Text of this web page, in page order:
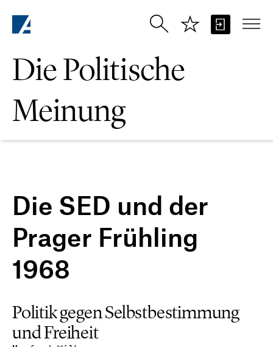
Die Politische
Meinung
Die SED und der
Prager Frühling
1968
Politik gegen Selbstbestimmung
und Freiheit